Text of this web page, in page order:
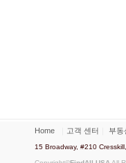
Home 고객 센터 부동
15 Broadway, #210